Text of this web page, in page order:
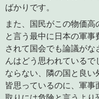
ばかりです。
また、国民がこの物価
と言う最中に日本の軍
されて国会でも論議がな
んはどう思われている
ならない、隣の国と良い
皆思っているのに、軍事